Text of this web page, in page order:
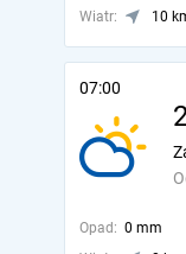
Wiatr:
10
07:00
Opad: 0 mm